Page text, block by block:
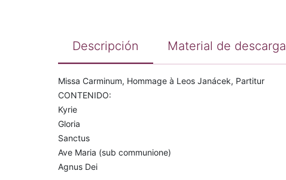
Descripción Material de descarga
Missa Carminum, Hommage à Leos Janácek, Partitur
CONTENIDO:
Kyrie
Gloria
Sanctus
Ave Maria (sub communione)
Agnus Dei